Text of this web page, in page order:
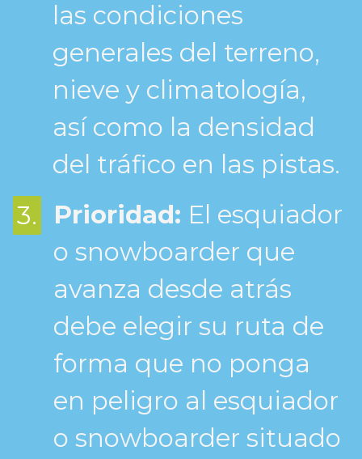
las condiciones
generales del terreno,
nieve y climatología,
así como la densidad
del tráfico en las pistas.
3.
Prioridad: El esquiador
o snowboarder que
avanza desde atrás
debe elegir su ruta de
forma que no ponga
en peligro al esquiador
o snowboarder situado